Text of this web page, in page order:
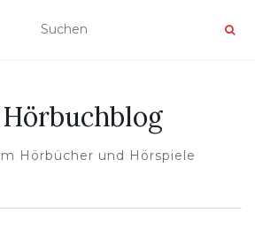
Hörbücher und Hörspiele